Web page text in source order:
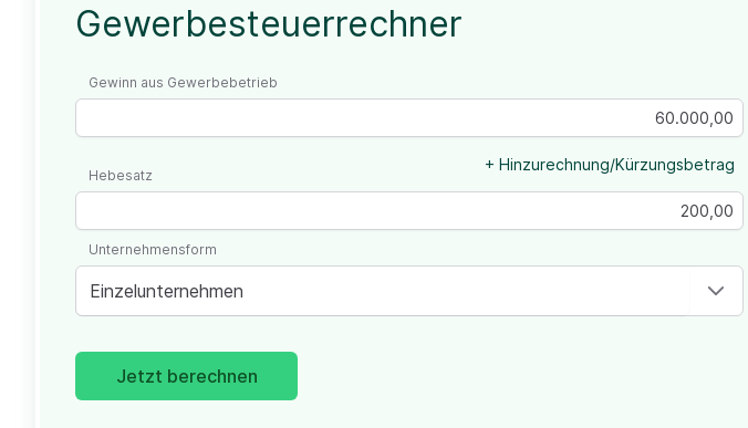
Gewerbesteuerrechner
Gewinn aus Gewerbebetrieb
+ Hinzurechnung/Kürzungsbetrag
Hebesatz
Einzelunternehmen
Unternehmensform
Jetzt berechnen